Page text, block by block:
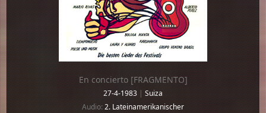
En concierto [FRAGMENTO]
27-4-1983|Suiza
Audio:2. Lateinamerikanischer